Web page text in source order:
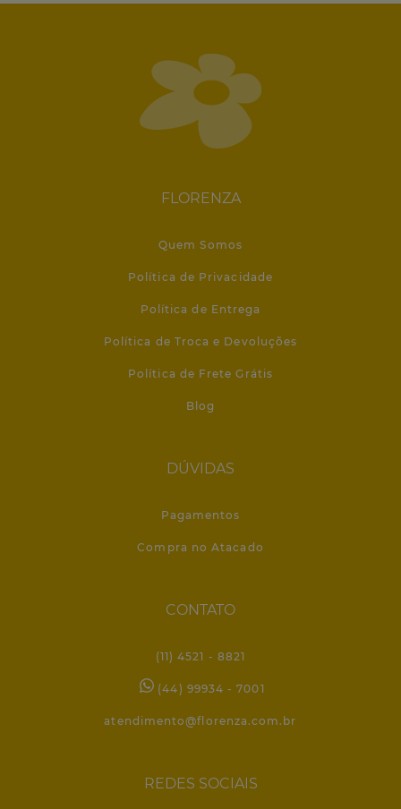
FLORENZA
Quem Somos
Política de Privacidade
Política de Entrega
Política de Troca e Devoluções
Política de Frete Grátis
Blog
DÚVIDAS
Pagamentos
Compra no Atacado
CONTATO
(11) 4521 - 8821
(44) 99934 - 7001
atendimento@florenza.com.br
REDES SOCIAIS